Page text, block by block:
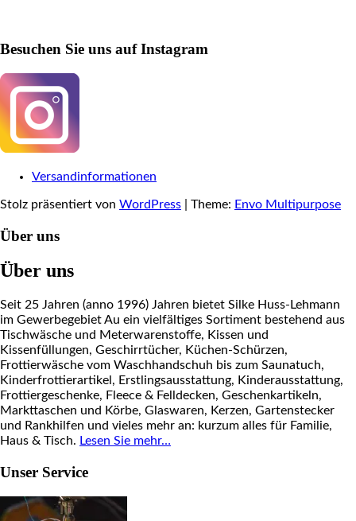
Besuchen Sie uns auf Instagram
Versandinformationen
Stolz präsentiert von WordPress Theme: Envo Multipurpose
Über uns
Über uns
Seit 25 Jahren (anno 1996) Jahren bietet Silke Huss-Lehmann
im Gewerbegebiet Au ein vielfältiges Sortiment bestehend aus
Tischwäsche und Meterwarenstoffe, Kissen und
Kissenfüllungen, Geschirrtücher, Küchen-Schürzen,
Frottierwäsche vom Waschhandschuh bis zum Saunatuch,
Kinderfrottierartikel, Erstlingsausstattung, Kinderausstattung,
Frottiergeschenke, Fleece & Felldecken, Geschenkartikeln,
Markttaschen und Körbe, Glaswaren, Kerzen, Gartenstecker
und Rankhilfen und vieles mehr an: kurzum alles für Familie,
Haus & Tisch. Lesen Sie mehr…
Unser Service